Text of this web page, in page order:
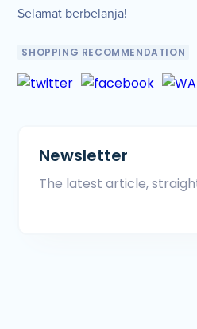
Selamat berbelanja!
SHOPPING RECOMMENDATION
Newsletter
The latest article,